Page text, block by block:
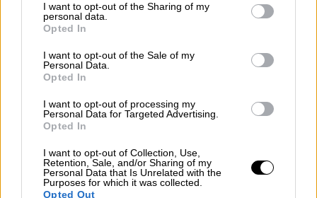
not limited to your visit or usage behaviour. You may click to
grant or deny consent to Google and its third-party tags to
use your data for below specified purposes in below Google
consent section.
I want to opt-out of the Sharing of my
personal data.
Opted In
I want to opt-out of the Sale of my
Personal Data.
Opted In
I want to opt-out of processing my
Personal Data for Targeted Advertising.
Opted In
I want to opt-out of Collection, Use,
Retention, Sale, and/or Sharing of my
Personal Data that Is Unrelated with the
Purposes for which it was collected.
Opted Out
της επαυξημένης ενίσχυσης είναι δυνατή
άπαξ.
Συνταξιούχους όλων των Ταμείωνμε
οριστική απόφαση απονομής σύνταξης
λόγω γήρατος έως 31.12.2022, που
πληρούν τις οριζόμενες από το άρθρο 2
προϋποθέσεις.
Ποσό ύψους400 ευρώ, ειδικώς για ΑμεΑ
ισχύουσα απόφαση συνολικού ποσοστού